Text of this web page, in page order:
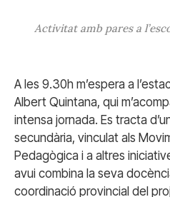
Activitat amb pares a
A les 9.30h m’espera a
Albert Quintana, qui
intensa jornada. Es tracta
secundària, vinculat als
Pedagògica i a altres
avui combina la seva
coordinació provincial del